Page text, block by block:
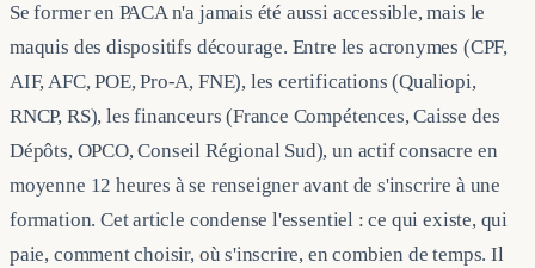
Se former en PACA n'a jamais été aussi accessible, mais le
maquis des dispositifs décourage. Entre les acronymes (CPF,
AIF, AFC, POE, Pro-A, FNE), les certifications (Qualiopi,
RNCP, RS), les financeurs (France Compétences, Caisse des
Dépôts, OPCO, Conseil Régional Sud), un actif consacre en
moyenne 12 heures à se renseigner avant de s'inscrire à une
formation. Cet article condense l'essentiel : ce qui existe, qui
paie, comment choisir, où s'inscrire, en combien de temps. Il